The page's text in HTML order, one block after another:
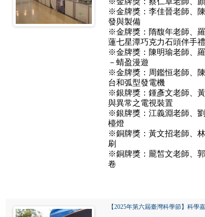
※金牌獎：李佳晉老師、
發與製備
※金牌獎：隋馥年老師、
蓮七星潭巧克力石頭伴手
※金牌獎：陳明瑜老師、
－蜻盈漫遊
※金牌獎：周鑑恒老師、
台和弧型發電機
※銀牌獎：鍾彥文老師、
與異常之電視裝置
※銀牌獎：江義淵老師、
檯燈
※銅牌獎：黃文招老師、
刷
※銅牌獎：龎皙文老師、
卷
【2025年第六屆臺灣科學節】科學